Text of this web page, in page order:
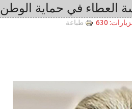
العطاء في حماية الوطن
630 طباعة